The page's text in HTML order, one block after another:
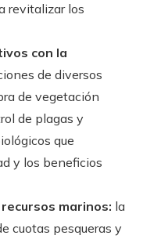
revitalizar los
con la
de diversos
de vegetación
de plagas y
que
y los beneficios
marinos: la
cuotas pesqueras y